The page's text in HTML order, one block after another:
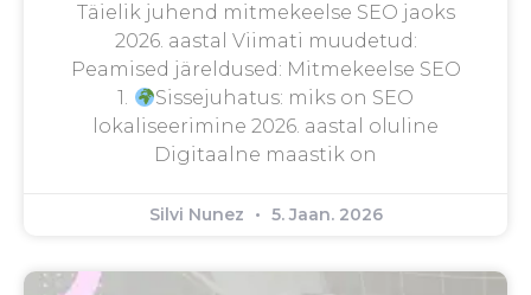
Täielik juhend mitmekeelse SEO jaoks
2026. aastal Viimati muudetud:
Peamised järeldused: Mitmekeelse SEO
1.
Sissejuhatus: miks on SEO
lokaliseerimine 2026. aastal oluline
Digitaalne maastik on
Silvi Nunez 5. Jaan. 2026